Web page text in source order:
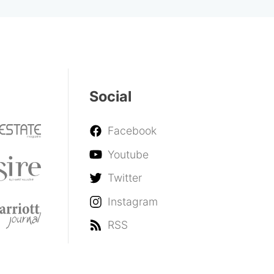
Social
Facebook
Youtube
Twitter
Instagram
RSS